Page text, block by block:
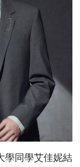
學同學艾佳妮結